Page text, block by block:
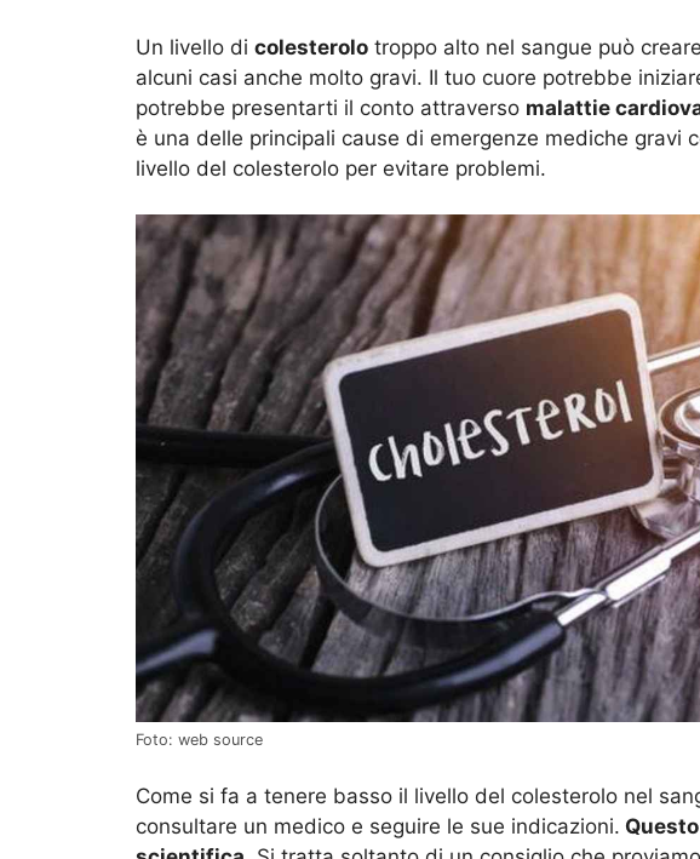
Un livello di colesterolo troppo alto nel sangue può
alcuni casi anche molto gravi. Il tuo cuore potrebbe
potrebbe presentarti il conto attraverso malattie
è una delle principali cause di emergenze mediche gravi
livello del colesterolo per evitare problemi.
Foto: web source
Come si fa a tenere basso il livello del colesterolo nel
consultare un medico e seguire le sue indicazioni.